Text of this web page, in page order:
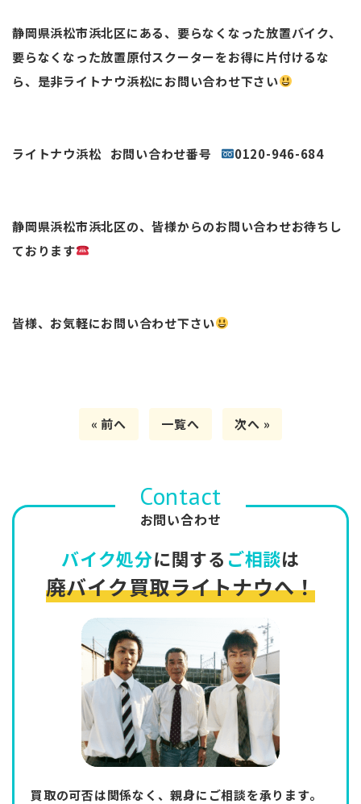
静岡県浜松市浜北区にある、要らなくなった放置バイク、
要らなくなった放置原付スクーターをお得に片付けるな
ら、是非ライトナウ浜松にお問い合わせ下さい
ライトナウ浜松 お問い合わせ番号 0120-946-684
静岡県浜松市浜北区の、皆様からのお問い合わせお待ちし
ております
皆様、お気軽にお問い合わせ下さい
« 前へ 一覧へ 次へ »
Contact
お問い合わせ
バイク処分に関する ご相談は
廃バイク買取ライトナウへ！
買取の可否は関係なく、親身にご相談を承ります。